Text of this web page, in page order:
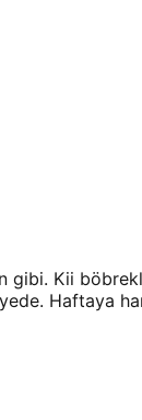
gibi. Kii
Haftaya